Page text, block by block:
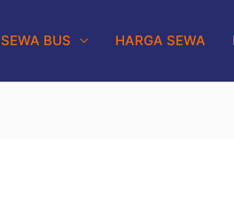
SEWA BUS HARGA SEWA